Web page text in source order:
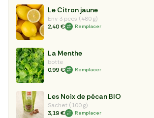
Le Citron jaune
Env 3 pces (480 g)
2,40 €
Remplacer
La Menthe
botte
0,99 €
Remplacer
Les Noix de pécan BIO
Sachet (100 g)
3,19 €
Remplacer